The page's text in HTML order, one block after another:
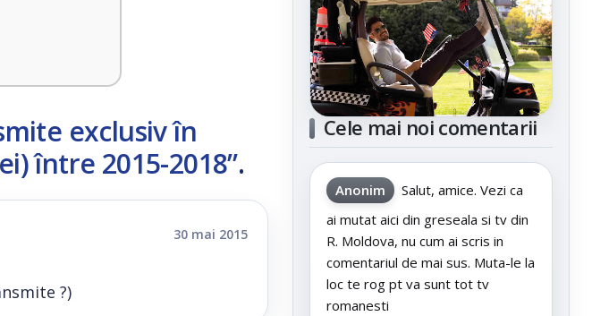
exclusiv în
între 2015-2018”.
30 mai 2015
?)
Cele mai noi comentarii
Anonim
Salut, amice. Vezi ca
ai mutat aici din greseala si tv din
R. Moldova, nu cum ai scris in
comentariul de mai sus. Muta-le la
loc te rog pt va sunt tot tv
romanesti